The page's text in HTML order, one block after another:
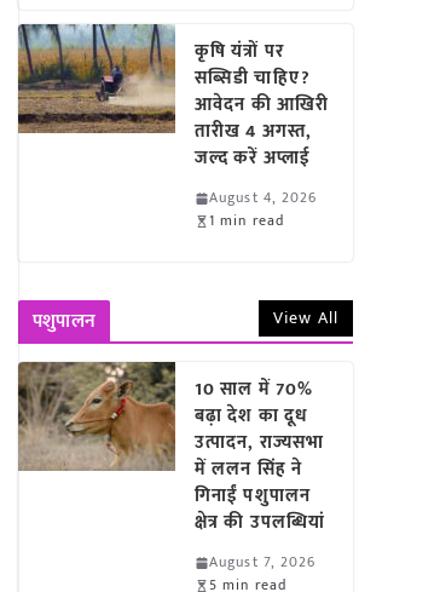
कृषि यंत्रों पर
सब्सिडी चाहिए?
आवेदन की आखिरी
तारीख 4 अगस्त,
जल्द करें अप्लाई
August 4, 2026
1 min read
पशुपालन View All
10 साल में 70%
बढ़ा देश का दूध
उत्पादन, राज्यसभा
में ललन सिंह ने
गिनाईं पशुपालन
क्षेत्र की उपलब्धियां
August 7, 2026
5 min read